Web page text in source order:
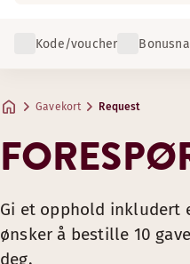
Kode/voucher
Gavekort Request
Gi et opphold inkludert
ønsker å bestille 10
deg.